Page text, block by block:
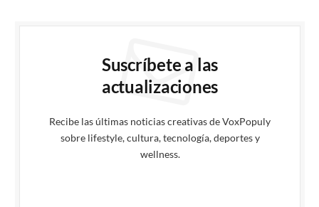
Suscríbete a las
actualizaciones
Recibe las últimas noticias creativas de VoxPopuly
sobre lifestyle, cultura, tecnología, deportes y
wellness.